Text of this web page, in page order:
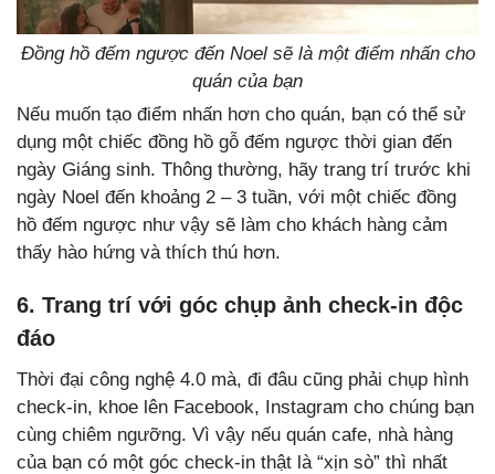
Đồng hồ đếm ngược đến Noel sẽ là một điểm nhấn cho
quán của bạn
Nếu muốn tạo điểm nhấn hơn cho quán, bạn có thể sử
dụng một chiếc đồng hồ gỗ đếm ngược thời gian đến
ngày Giáng sinh. Thông thường, hãy trang trí trước khi
ngày Noel đến khoảng 2 – 3 tuần, với một chiếc đồng
hồ đếm ngược như vậy sẽ làm cho khách hàng cảm
thấy hào hứng và thích thú hơn.
6. Trang trí với góc chụp ảnh check-in độc
đáo
Thời đại công nghệ 4.0 mà, đi đâu cũng phải chụp hình
check-in, khoe lên Facebook, Instagram cho chúng bạn
cùng chiêm ngưỡng. Vì vậy nếu quán cafe, nhà hàng
của bạn có một góc check-in thật là “xịn sò” thì nhất